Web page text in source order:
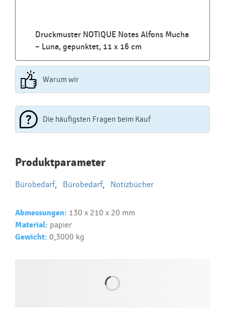
Druckmuster NOTIQUE Notes Alfons Mucha
– Luna, gepunktet, 11 x 16 cm
Warum wir
Die häufigsten Fragen beim Kauf
Najčastejšie otázky pri nákupe
reklamných predmetov
Ako realizujete potlač na reklamné premedy?
Ako si vybrať správny predmet?
Text...
Produktparameter
Bürobedarf, Bürobedarf, Notizbücher
Abmessungen: 130 x 210 x 20 mm
Material: papier
Gewicht: 0,3000 kg